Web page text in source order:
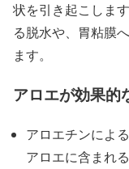
状を引き起こしま
る脱水や、胃粘膜
ます。
アロエが効果的
アロエチンによ
アロエに含まれ